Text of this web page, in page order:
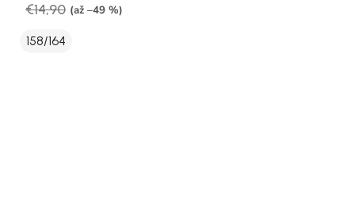
€14,90 (až –49 %)
158/164